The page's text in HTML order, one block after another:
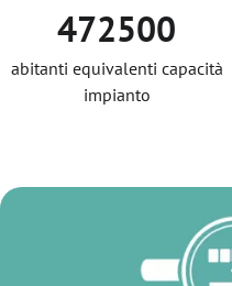
472500
abitanti equivalenti capacità
impianto